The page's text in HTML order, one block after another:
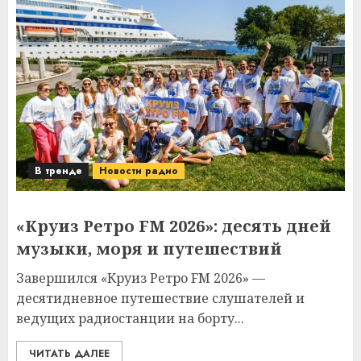
7
игру «Тайная Персона»
1
В тренде Новости радио
«Круиз Ретро FM 2026»: десять дней
музыки, моря и путешествий
В тренде Избранное Новости радио
Радио «Звезда» отмечает 20-летие
3
В тренде Новости радио
Детское радио приглашает на
День Робостанции на ВДНХ
В тренде
В тренде Новости радио
«Круиз Ретро FM 2026»: десять дней
музыки, моря и путешествий
Завершился «Круиз Ретро FM 2026» —
десятидневное путешествие слушателей и
ведущих радиостанции на борту...
ЧИТАТЬ ДАЛЕЕ